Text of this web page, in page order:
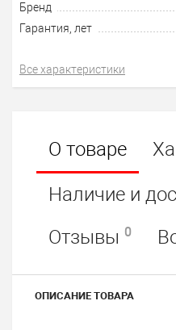
Бренд
Гарантия, лет
Все характеристики
О товаре
Наличие и
Отзывы 0
ОПИСАНИЕ ТОВАРА